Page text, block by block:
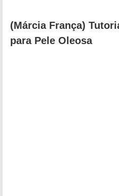
(Márcia França)
para Pele Oleosa